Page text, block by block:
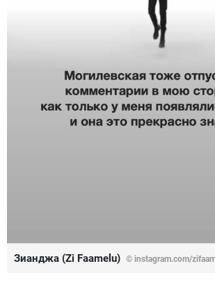
Зианджа (Zi Faamelu) © instagram.com/